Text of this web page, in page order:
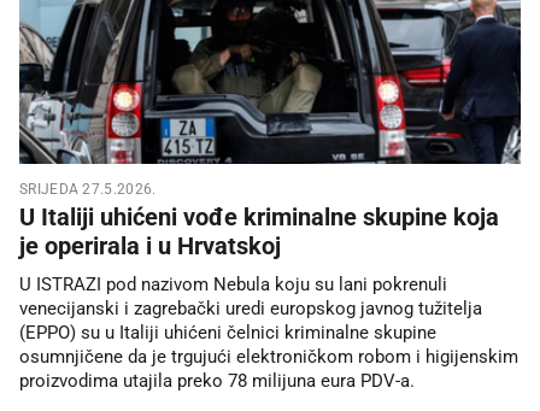
SRIJEDA 27.5.2026.
U Italiji uhićeni vođe kriminalne skupine koja
je operirala i u Hrvatskoj
U ISTRAZI pod nazivom Nebula koju su lani pokrenuli
venecijanski i zagrebački uredi europskog javnog tužitelja
(EPPO) su u Italiji uhićeni čelnici kriminalne skupine
osumnjičene da je trgujući elektroničkom robom i higijenskim
proizvodima utajila preko 78 milijuna eura PDV-a.